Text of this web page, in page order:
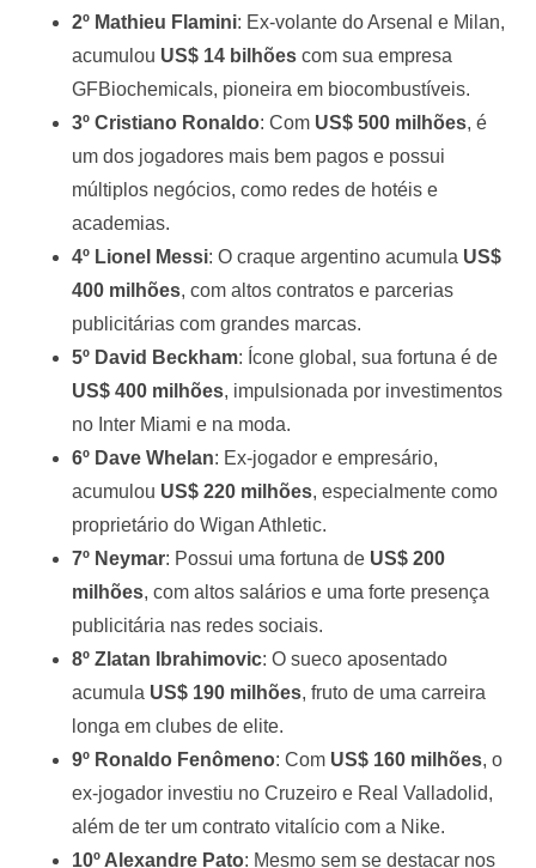
2º Mathieu Flamini: Ex-volante do Arsenal e Milan,
acumulou US$ 14 bilhões com sua empresa
GFBiochemicals, pioneira em biocombustíveis.
3º Cristiano Ronaldo: Com US$ 500 milhões, é
um dos jogadores mais bem pagos e possui
múltiplos negócios, como redes de hotéis e
academias.
4º Lionel Messi: O craque argentino acumula US$
400 milhões, com altos contratos e parcerias
publicitárias com grandes marcas.
5º David Beckham: Ícone global, sua fortuna é de
US$ 400 milhões, impulsionada por investimentos
no Inter Miami e na moda.
6º Dave Whelan: Ex-jogador e empresário,
acumulou US$ 220 milhões, especialmente como
proprietário do Wigan Athletic.
7º Neymar: Possui uma fortuna de US$ 200
milhões, com altos salários e uma forte presença
publicitária nas redes sociais.
8º Zlatan Ibrahimovic: O sueco aposentado
acumula US$ 190 milhões, fruto de uma carreira
longa em clubes de elite.
9º Ronaldo Fenômeno: Com US$ 160 milhões, o
ex-jogador investiu no Cruzeiro e Real Valladolid,
além de ter um contrato vitalício com a Nike.
10º Alexandre Pato: Mesmo sem se destacar nos